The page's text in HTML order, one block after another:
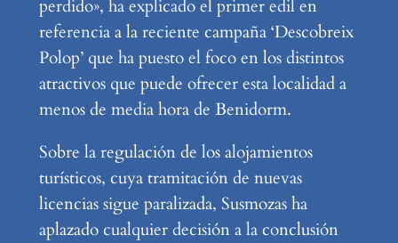
perdido», ha explicado el primer edil en
referencia a la reciente campaña ‘Descobreix
Polop’ que ha puesto el foco en los distintos
atractivos que puede ofrecer esta localidad a
menos de media hora de Benidorm.
Sobre la regulación de los alojamientos
turísticos, cuya tramitación de nuevas
licencias sigue paralizada, Susmozas ha
aplazado cualquier decisión a la conclusión